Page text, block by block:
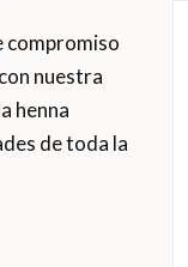
compromiso
nuestra
henna
de toda la